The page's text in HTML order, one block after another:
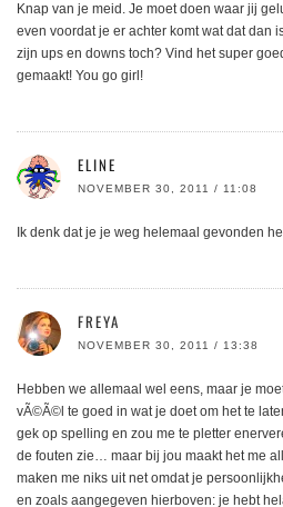
Knap van je meid. Je moet doen waar jij
even voordat je er achter komt wat dat dan
zijn ups en downs toch? Vind het super
gemaakt! You go girl!
ELINE
NOVEMBER 30, 2011 / 11:08
Ik denk dat je je weg helemaal gevonden
FREYA
NOVEMBER 30, 2011 / 13:38
Hebben we allemaal wel eens, maar je
vÃ©Ã©l te goed in wat je doet om het te
gek op spelling en zou me te pletter
de fouten zie… maar bij jou maakt het me
maken me niks uit net omdat je
en zoals aangegeven hierboven: je hebt